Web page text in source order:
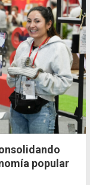
popular